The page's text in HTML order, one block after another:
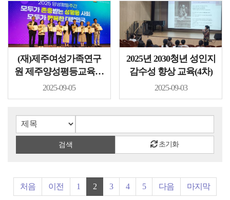
(재)제주여성가족연구
원 제주양성평등교육센
터 2025년 양성평등..
2025-09-05
2025년 2030청년 성인지
감수성 향상 교육(4차)
2025-09-03
검색 초기화
처음 이전 1 2 3 4 5 다음 마지막